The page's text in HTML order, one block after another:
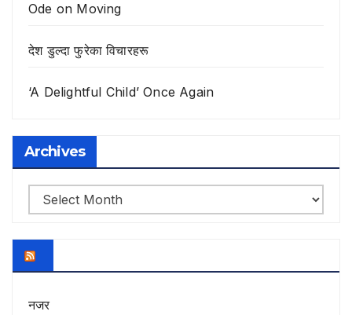
Ode on Moving
देश डुल्दा फुरेका विचारहरू
‘A Delightful Child’ Once Again
Archives
Archives
नजर